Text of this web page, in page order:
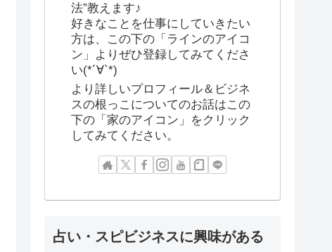
法”教えます♪
好きなことを仕事にしていきたい
方は、この下の「ラインのアイコ
ン」よりぜひ登録してみてくださ
い(*´∀`*)
より詳しいプロフィール＆ビジネ
スの根っこについてのお話はこの
下の「家のアイコン」をクリック
してみてください。
占い・スピビジネスに興味がある